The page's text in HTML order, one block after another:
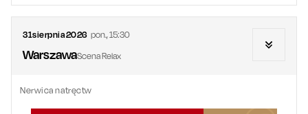
31sierpnia2026 pon.,15:30
WarszawaScena Relax
Nerwica natręctw